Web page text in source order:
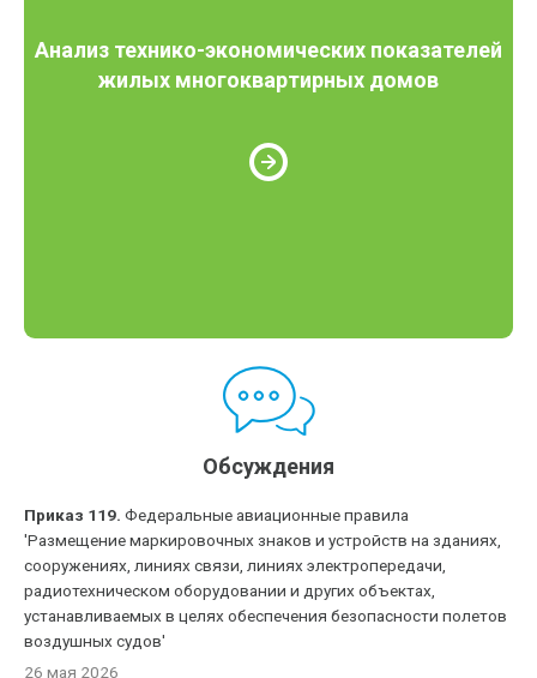
Анализ технико-экономических показателей
жилых многоквартирных домов
Обсуждения
Приказ 119. Федеральные авиационные правила
'Размещение маркировочных знаков и устройств на зданиях,
сооружениях, линиях связи, линиях электропередачи,
радиотехническом оборудовании и других объектах,
устанавливаемых в целях обеспечения безопасности полетов
воздушных судов'
26 мая 2026